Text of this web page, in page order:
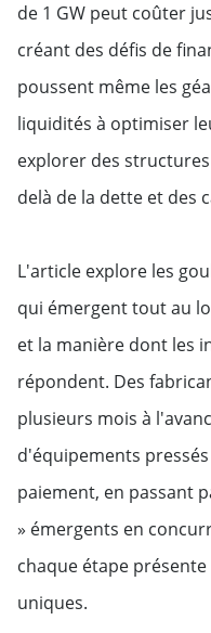
de 1 GW peut coûter
créant des défis de
poussent même les
liquidités à optimiser
explorer des
delà de la dette et des
L'article explore les
qui émergent tout au
et la manière dont les
répondent. Des
plusieurs mois à
d'équipements
paiement, en passant
» émergents en
chaque étape
uniques.